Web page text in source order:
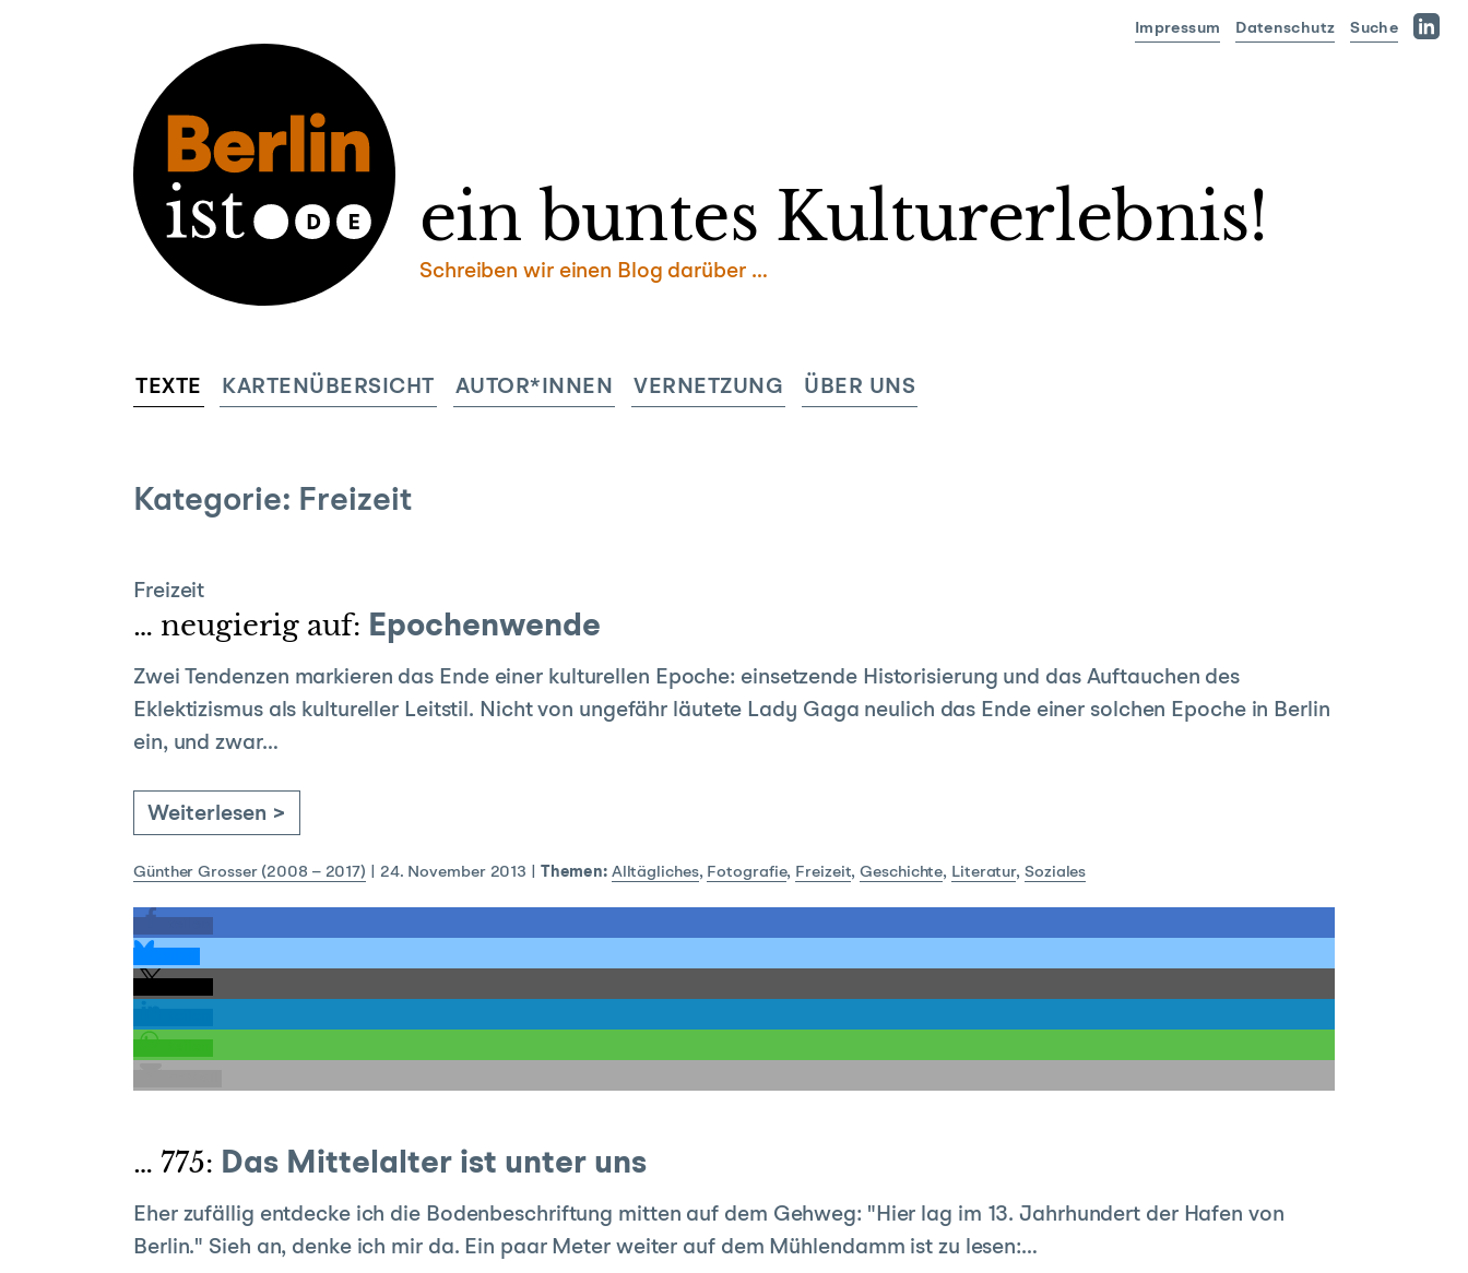
ein buntes Kulturerlebnis!
Schreiben wir einen Blog darüber …
TEXTE KARTENÜBERSICHT AUTOR*INNEN VERNETZUNG ÜBER UNS
Impressum Datenschutz
Suche
Kategorie: Freizeit
Freizeit
… neugierig auf: Epochenwende
Zwei Tendenzen markieren das Ende einer kulturellen Epoche: einsetzende Historisierung und das Auftauchen des
Eklektizismus als kultureller Leitstil. Nicht von ungefähr läutete Lady Gaga neulich das Ende einer solchen Epoche in Berlin
ein, und zwar…
Weiterlesen >
Günther Grosser (2008 – 2017) 24. November 2013 Themen: Alltägliches, Fotografie, Freizeit,Geschichte, Literatur,Soziales
… 775: Das Mittelalter ist unter uns
Eher zufällig entdecke ich die Bodenbeschriftung mitten auf dem Gehweg: "Hier lag im 13. Jahrhundert der Hafen von
Berlin." Sieh an, denke ich mir da. Ein paar Meter weiter auf dem Mühlendamm ist zu lesen:…